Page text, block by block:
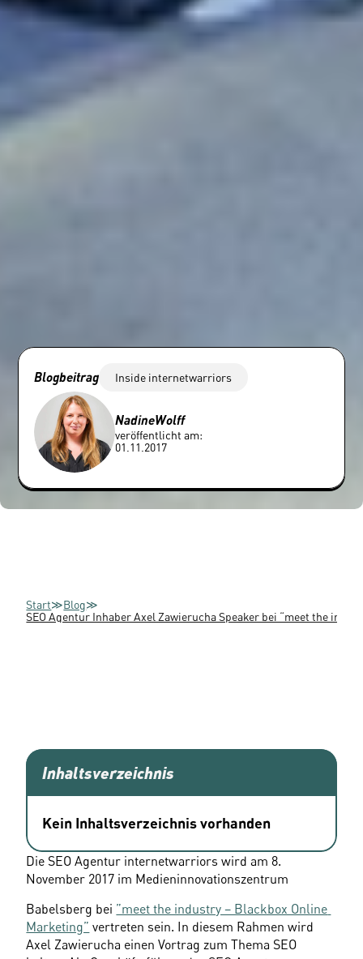
Blogbeitrag Inside internetwarriors
NadineWolff
veröffentlicht am:
01.11.2017
Start≫Blog≫
SEO Agentur Inhaber Axel Zawierucha Speaker bei “meet the
Inhaltsverzeichnis
Kein Inhaltsverzeichnis vorhanden
Die SEO Agentur internetwarriors wird am 8.
November 2017 im Medieninnovationszentrum
Babelsberg bei ”meet the industry – Blackbox Online
Marketing” vertreten sein. In diesem Rahmen wird
Axel Zawierucha einen Vortrag zum Thema SEO